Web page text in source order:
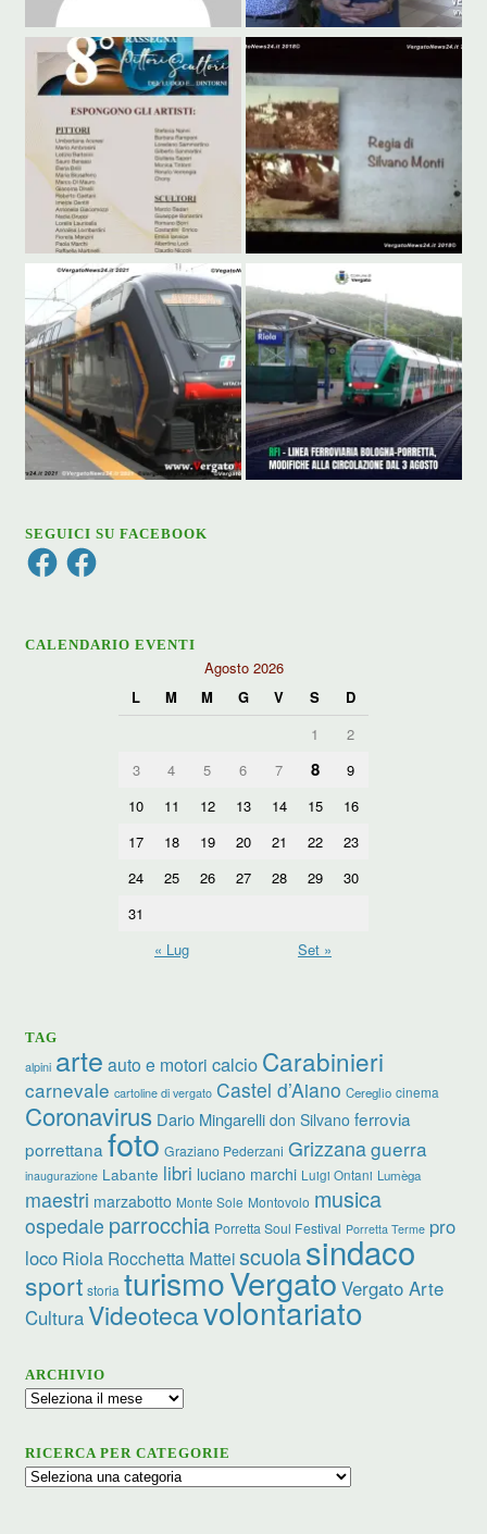
SEGUICI SU FACEBOOK
FacebookFacebook
CALENDARIO EVENTI
Agosto 2026
L
M M G V S
D
1
2
3
4 5 6 7 8
9
10
11 12 13 14 15
16
17
18 19 20 21 22
23
24
25 26 27 28 29
30
31
« Lug
Set »
TAG
alpini arte auto e motori calcio Carabinieri
carnevale cartoline di vergato Castel d’Aiano Cereglio cinema
Coronavirus Dario Mingarelli don Silvano ferrovia
porrettana foto Graziano Pederzani Grizzanaguerra
inaugurazione Labante libri luciano marchi Luigi Ontani Lumèga
maestri marzabotto Monte Sole Montovolo musica
ospedale parrocchia Porretta Soul Festival Porretta Terme pro
loco Riola Rocchetta Matteiscuolasindaco
sport storia turismoVergato Vergato Arte
CulturaVideotecavolontariato
ARCHIVIO
Archivio
RICERCA PER CATEGORIE
Ricerca